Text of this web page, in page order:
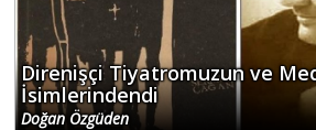
Direnişçi Tiyatromuzun ve
İsimlerindendi
Doğan Özgüden